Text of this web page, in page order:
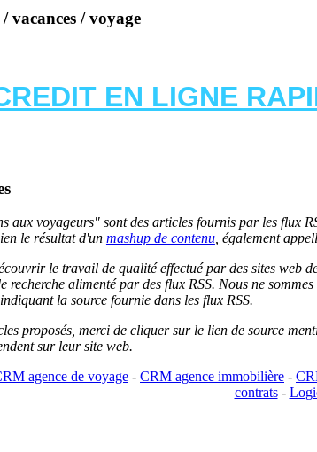
vacances / voyage
EN LIGNE
aux voyageurs" sont des articles fournis par les flux
le résultat d'un mashup de contenu, également
le travail de qualité effectué par des sites web
recherche alimenté par des flux RSS. Nous ne
la source fournie dans les flux RSS.
proposés, merci de cliquer sur le lien de source
sur leur site web.
agence de voyage - CRM agence immobilière -
contrats-